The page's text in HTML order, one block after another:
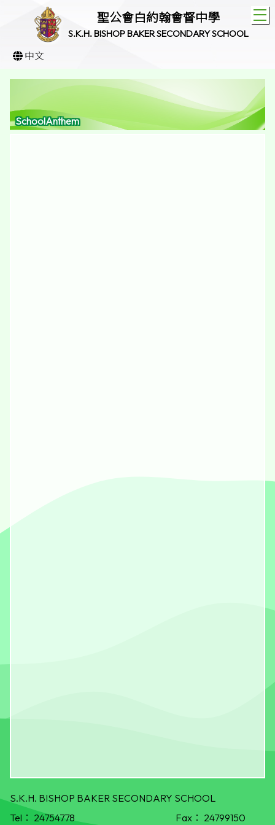
聖公會白約翰會督中學
S.K.H. BISHOP BAKER SECONDARY SCHOOL
中文
SchoolAnthem
S.K.H. BISHOP BAKER SECONDARY SCHOOL
Tel： 24754778 Fax： 24799150